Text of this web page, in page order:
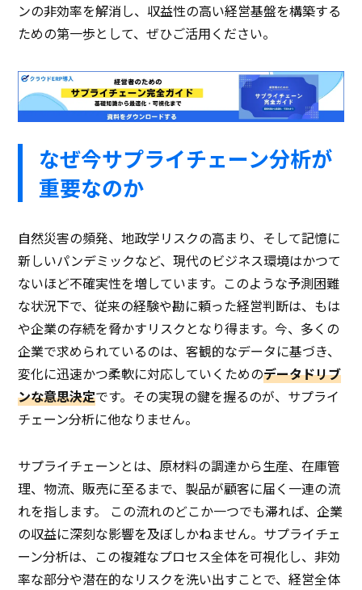
ンの非効率を解消し、収益性の高い経営基盤を構築する
ための第一歩として、ぜひご活用ください。
なぜ今サプライチェーン分析が
重要なのか
自然災害の頻発、地政学リスクの高まり、そして記憶に
新しいパンデミックなど、現代のビジネス環境はかつて
ないほど不確実性を増しています。このような予測困難
な状況下で、従来の経験や勘に頼った経営判断は、もは
や企業の存続を脅かすリスクとなり得ます。今、多くの
企業で求められているのは、客観的なデータに基づき、
変化に迅速かつ柔軟に対応していくためのデータドリブ
ンな意思決定です。その実現の鍵を握るのが、サプライ
チェーン分析に他なりません。
サプライチェーンとは、原材料の調達から生産、在庫管
理、物流、販売に至るまで、製品が顧客に届く一連の流
れを指します。 この流れのどこか一つでも滞れば、企業
の収益に深刻な影響を及ぼしかねません。サプライチェ
ーン分析は、この複雑なプロセス全体を可視化し、非効
率な部分や潜在的なリスクを洗い出すことで、経営全体